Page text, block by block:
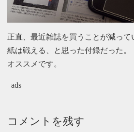
正直、最近雑誌を買うことが減っ
紙は戦える、と思った付録だった。
オススメです。
–ads–
コメントを残す